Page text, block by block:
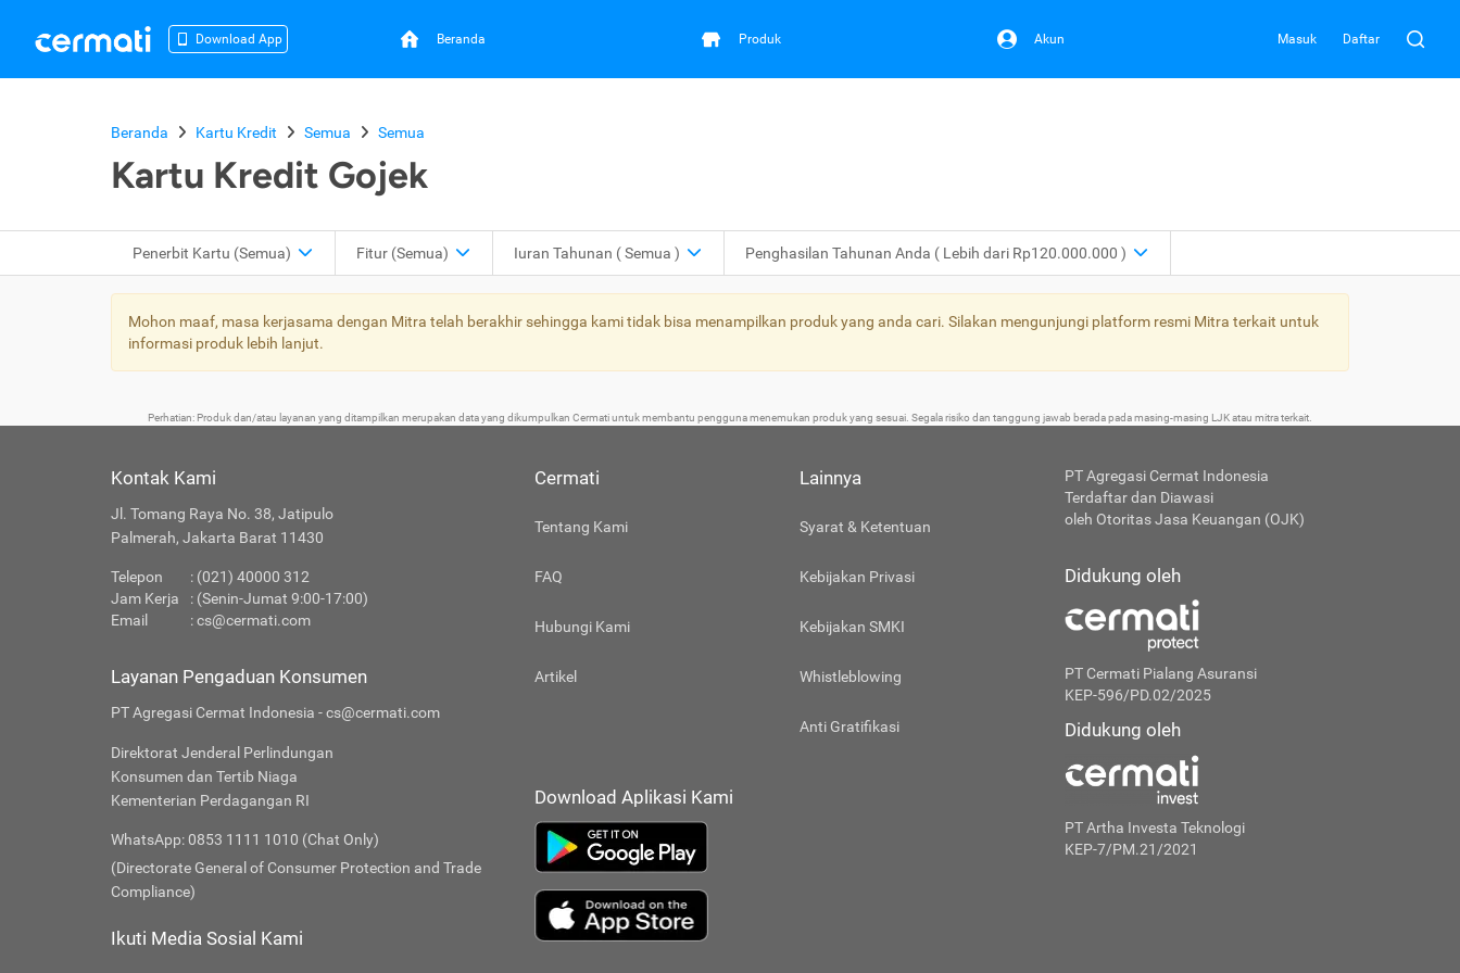
Download App Beranda Produk Akun Masuk Daftar
Beranda Kartu Kredit Semua Semua
Kartu Kredit Gojek
Penerbit Kartu (Semua) Fitur (Semua) Iuran Tahunan ( Semua ) Penghasilan Tahunan Anda ( Lebih dari Rp120.000.000 )
Mohon maaf, masa kerjasama dengan Mitra telah berakhir sehingga kami tidak bisa menampilkan produk yang anda cari. Silakan mengunjungi platform resmi Mitra terkait untuk
informasi produk lebih lanjut.
Perhatian: Produk dan/atau layanan yang ditampilkan merupakan data yang dikumpulkan Cermati untuk membantu pengguna menemukan produk yang sesuai. Segala risiko dan tanggung jawab berada pada masing-masing LJK atau mitra terkait.
Kontak Kami
Jl. Tomang Raya No. 38, Jatipulo
Palmerah, Jakarta Barat 11430
Telepon
: (021) 40000 312
Jam Kerja
: (Senin-Jumat 9:00-17:00)
Email
:cs@cermati.com
Layanan Pengaduan Konsumen
PT Agregasi Cermat Indonesia - cs@cermati.com
Direktorat Jenderal Perlindungan
Konsumen dan Tertib Niaga
Kementerian Perdagangan RI
WhatsApp: 0853 1111 1010 (Chat Only)
(Directorate General of Consumer Protection and Trade
Compliance)
Ikuti Media Sosial Kami
Cermati
Tentang Kami
FAQ
Hubungi Kami
Artikel
Lainnya
Syarat & Ketentuan
Kebijakan Privasi
Kebijakan SMKI
Whistleblowing
Anti Gratifikasi
Download Aplikasi Kami
PT Agregasi Cermat Indonesia
Terdaftar dan Diawasi
oleh Otoritas Jasa Keuangan (OJK)
Didukung oleh
PT Cermati Pialang Asuransi
KEP-596/PD.02/2025
Didukung oleh
PT Artha Investa Teknologi
KEP-7/PM.21/2021